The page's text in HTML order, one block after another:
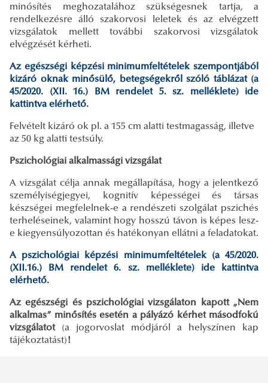
minősítés meghozatalához szükségesnek tartja, a
rendelkezésre álló szakorvosi leletek és az elvégzett
vizsgálatok mellett további szakorvosi vizsgálatok
elvégzését kérheti.
Az egészségi képzési minimumfeltételek szempontjából
kizáró oknak minősülő, betegségekről szóló táblázat (a
45/2020. (XII. 16.) BM rendelet 5. sz. melléklete) ide
kattintva elérhető.
Felvételt kizáró ok pl. a 155 cm alatti testmagasság, illetve
az 50 kg alatti testsúly.
Pszichológiai alkalmassági vizsgálat
A vizsgálat célja annak megállapítása, hogy a jelentkező
személyiségjegyei, kognitív képességei és társas
készségei megfelelnek-e a rendészeti szolgálat pszichés
terheléseinek, valamint hogy hosszú távon is képes lesz-
e kiegyensúlyozottan és hatékonyan ellátni a feladatokat.
A pszichológiai képzési minimumfeltételek (a 45/2020.
(XII.16.) BM rendelet 6. sz. melléklete) ide kattintva
elérhető.
Az egészségi és pszichológiai vizsgálaton kapott „Nem
alkalmas” minősítés esetén a pályázó kérhet másodfokú
vizsgálatot (a jogorvoslat módjáról a helyszínen kap
tájékoztatást)!